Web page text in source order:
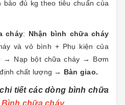
bảo đủ kg theo tiêu chuẩn của
cháy: Nhận bình chữa cháy
và vỏ bình + Phụ kiện của
→ Nạp bột chữa cháy → Bơm
chất lượng → Bàn giao.
tiết các dòng bình chữa
Bình chữa cháy